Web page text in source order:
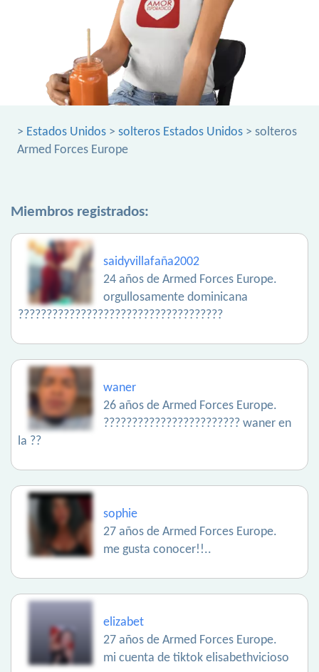
> Estados Unidos > solteros Estados Unidos > solteros
Armed Forces Europe
Miembros registrados:
saidyvillafaña2002
24 años de Armed Forces Europe.
orgullosamente dominicana
????????????????????????????????????
waner
26 años de Armed Forces Europe.
???????????????????????? waner en
la ??
sophie
27 años de Armed Forces Europe.
me gusta conocer!!..
elizabet
27 años de Armed Forces Europe.
mi cuenta de tiktok elisabethvicioso